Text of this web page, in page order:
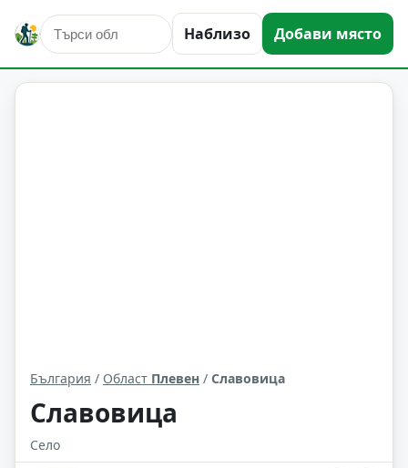
Наблизо Добави място
Славовица Област: Плевен
България / Област Плевен / Славовица
Славовица
Село